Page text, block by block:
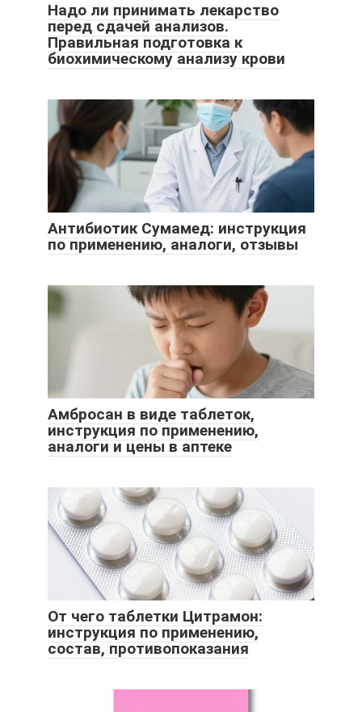
Надо ли принимать лекарство
перед сдачей анализов.
Правильная подготовка к
биохимическому анализу крови
Антибиотик Сумамед: инструкция
по применению, аналоги, отзывы
Амбросан в виде таблеток,
инструкция по применению,
аналоги и цены в аптеке
От чего таблетки Цитрамон:
инструкция по применению,
состав, противопоказания